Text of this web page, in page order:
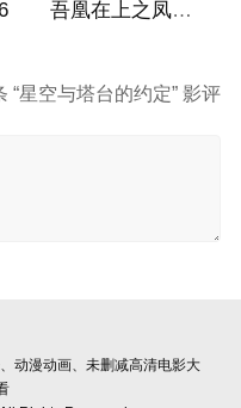
吾凰在上之凤御四方
“星空与塔台的约定” 影评
动漫动画、未删减高清电影大